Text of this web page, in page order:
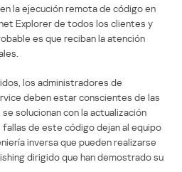
la ejecución remota de código en
Explorer de todos los clientes y
es que reciban la atención
los administradores de
deben estar conscientes de las
solucionan con la actualización
fallas de este código dejan al equipo
inversa que pueden realizarse
dirigido que han demostrado su